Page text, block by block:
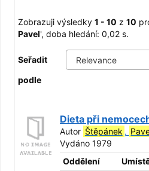
Zobrazuji výsledky 1 - 10 z 10
Pavel', doba hledání: 0,02 s.
Seřadit
podle
Dieta při
Autor Štěpánek ,
Vydáno 1979
Oddělení